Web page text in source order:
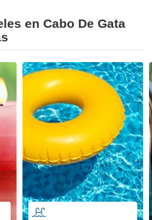
en Cabo De Gata